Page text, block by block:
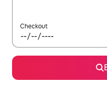
Checkout